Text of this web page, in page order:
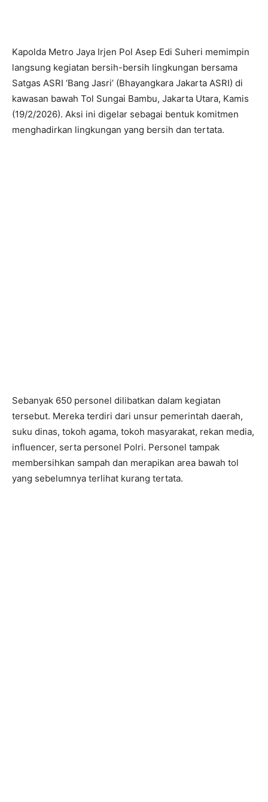
Kapolda Metro Jaya Irjen Pol Asep Edi Suheri memimpin
langsung kegiatan bersih-bersih lingkungan bersama
Satgas ASRI ‘Bang Jasri’ (Bhayangkara Jakarta ASRI) di
kawasan bawah Tol Sungai Bambu, Jakarta Utara, Kamis
(19/2/2026). Aksi ini digelar sebagai bentuk komitmen
menghadirkan lingkungan yang bersih dan tertata.
Sebanyak 650 personel dilibatkan dalam kegiatan
tersebut. Mereka terdiri dari unsur pemerintah daerah,
suku dinas, tokoh agama, tokoh masyarakat, rekan media,
influencer, serta personel Polri. Personel tampak
membersihkan sampah dan merapikan area bawah tol
yang sebelumnya terlihat kurang tertata.